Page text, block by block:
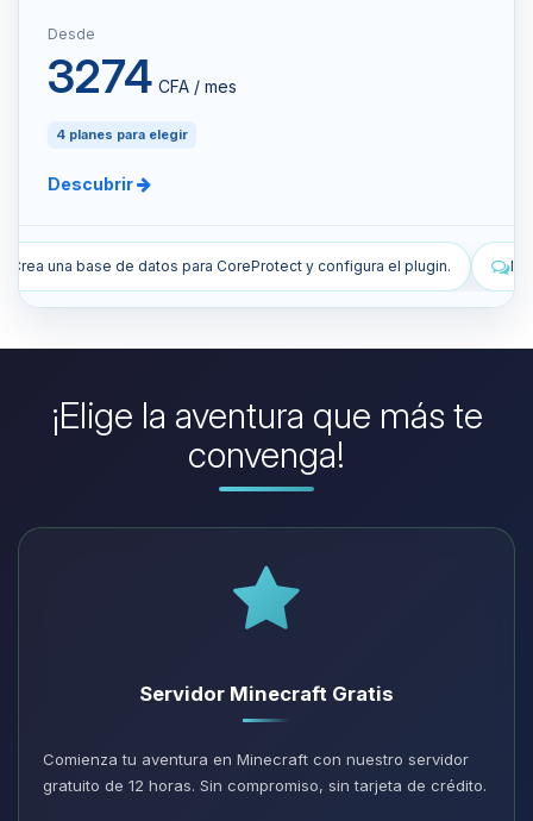
Desde
3274 CFA / mes
4 planes para elegir
Descubrir
y configura el plugin. Instala plugins para mejorar mi servidor.
¡Elige la aventura que más te
convenga!
Servidor Minecraft Gratis
Comienza tu aventura en Minecraft con nuestro servidor
gratuito de 12 horas. Sin compromiso, sin tarjeta de crédito.